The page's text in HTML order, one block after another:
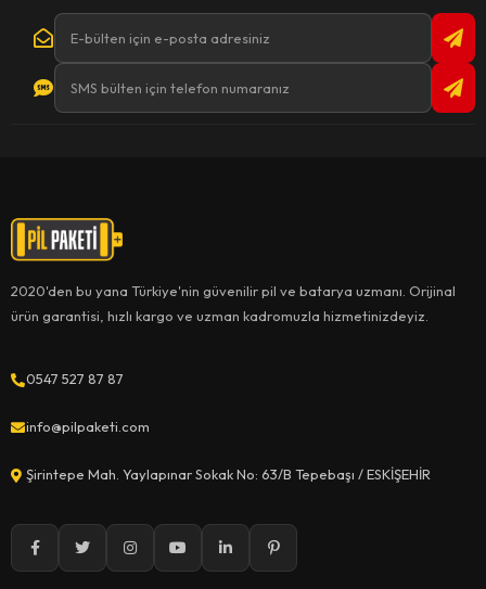
2020'den bu yana Türkiye'nin güvenilir pil ve batarya uzmanı. Orijinal
ürün garantisi, hızlı kargo ve uzman kadromuzla hizmetinizdeyiz.
0547 527 87 87
info@pilpaketi.com
Şirintepe Mah. Yaylapınar Sokak No: 63/B Tepebaşı / ESKİŞEHİR